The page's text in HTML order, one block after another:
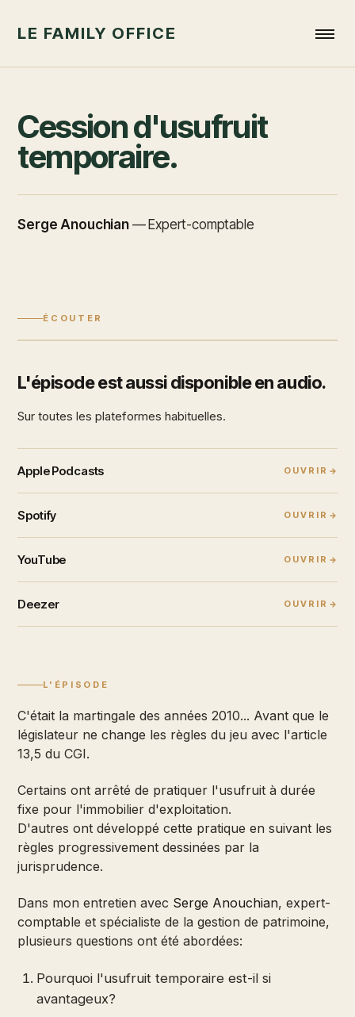
LE FAMILY OFFICE
Cession d'usufruit
temporaire.
Serge Anouchian— Expert-comptable
ÉCOUTER
L'épisode est aussi disponible en audio.
Sur toutes les plateformes habituelles.
Apple Podcasts OUVRIR
Spotify OUVRIR
YouTube OUVRIR
Deezer OUVRIR
L'ÉPISODE
C'était la martingale des années 2010... Avant que le
législateur ne change les règles du jeu avec l'article
13,5 du CGI.
Certains ont arrêté de pratiquer l'usufruit à durée
fixe pour l'immobilier d'exploitation.
D'autres ont développé cette pratique en suivant les
règles progressivement dessinées par la
jurisprudence.
Dans mon entretien avec Serge Anouchian, expert-
comptable et spécialiste de la gestion de patrimoine,
plusieurs questions ont été abordées:
Pourquoi l'usufruit temporaire est-il si
avantageux?